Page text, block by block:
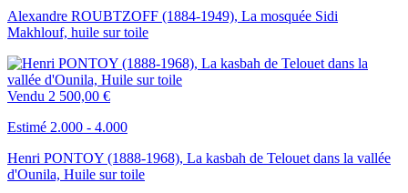
Alexandre ROUBTZOFF (1884-1949), La mosquée Sidi
Makhlouf, huile sur toile
Vendu 2 500,00 €
Estimé 2.000 - 4.000
Henri PONTOY (1888-1968), La kasbah de Telouet dans la vallée
d'Ounila, Huile sur toile